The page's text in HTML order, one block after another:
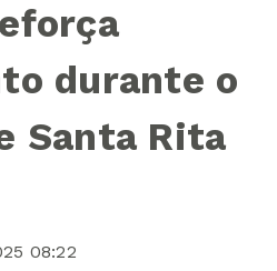
durante o
Santa Rita
08:22